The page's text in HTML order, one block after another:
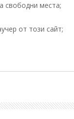
свободни места;
от този сайт;
стаи, 60 от които